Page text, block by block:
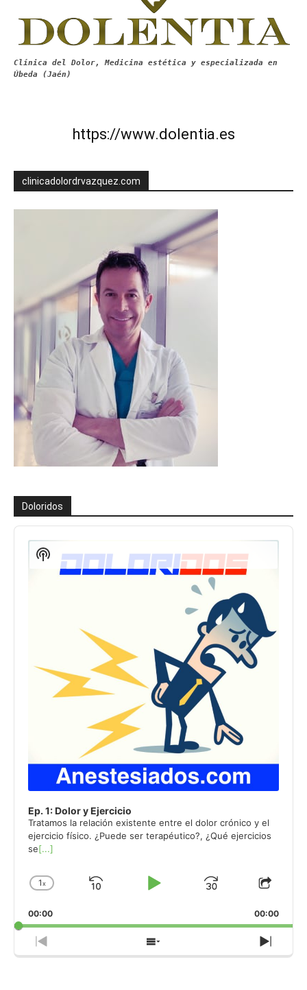
Clínica del Dolor, Medicina estética y especializada en
Úbeda (Jaén)
https://www.dolentia.es
clinicadolordrvazquez.com
Doloridos
Reproductor
audio
Ep. 1: Dolor y Ejercicio
Tratamos la relación existente entre el dolor crónico y el
ejercicio físico. ¿Puede ser terapéutico?, ¿Qué ejercicios
se[...]
Change
Rate
1x
Skip
Play
Jump
Forward
Share
00:00 00:00
Previous
Episode
Show
Episodes
Next
Show
Podcast